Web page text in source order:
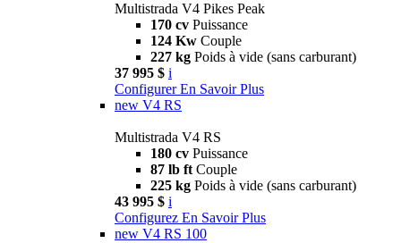
Multistrada V4 Pikes Peak
170 cv Puissance
124 Kw Couple
227 kg Poids à vide (sans carburant)
37 995 $ i
Configurer En Savoir Plus
new V4 RS
Multistrada V4 RS
180 cv Puissance
87 lb ft Couple
225 kg Poids à vide (sans carburant)
43 995 $ i
Configurez En Savoir Plus
new V4 RS 100